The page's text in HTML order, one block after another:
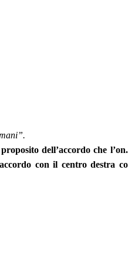
dell’accordo che
con il centro destra